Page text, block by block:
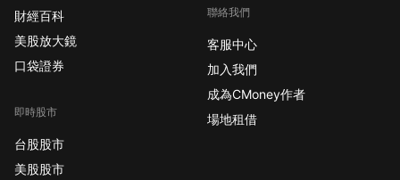
財經百科
美股放大鏡
口袋證券
即時股市
台股股市
美股股市
聯絡我們
客服中心
加入我們
成為CMoney作者
場地租借